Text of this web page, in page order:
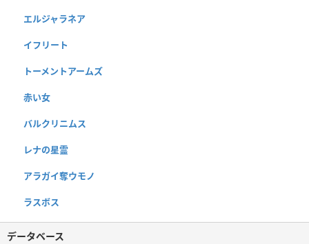
エルジャラネア
イフリート
トーメントアームズ
赤い女
バルクリニムス
レナの星霊
アラガイ奪ウモノ
ラスボス
データベース